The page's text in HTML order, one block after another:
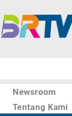
Newsroom
Tentang Kami